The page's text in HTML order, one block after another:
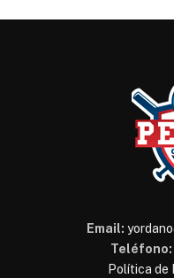
Email:
Teléfono:
Política de